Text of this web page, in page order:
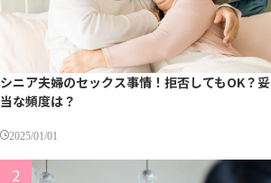
シニア夫婦のセックス事情！拒否してもOK？妥
当な頻度は？
2025/01/01